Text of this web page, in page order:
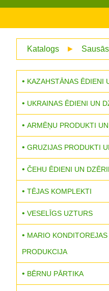
Katalogs ►
KAZAHSTĀNAS ĒDIENI
UKRAINAS ĒDIENI UN
ARMĒŅU PRODUKTI
GRUZIJAS PRODUKTI
ČEHU ĒDIENI UN
TĒJAS KOMPLEKTI
VESELĪGS UZTURS
MARIO
PRODUKCIJA
BĒRNU PĀRTIKA